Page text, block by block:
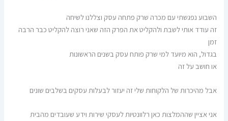
השבוע נפגשתי עם מכרה שרק פתחה עסק וצללנו לשיחה
זה עודד אותי לשבת ולהקליט את הפרק הזה שאני רוצה להקליט כבר הרבה
זמן
בגדול, הוא מיועד למי שרק פותח עסק בשנים הראשונות
או חושב על זה
אבל מהיכרות של הלקוחות שלי זה יעזור לבעלות עסקים בשלבים שונים
אני אציין שההמלצות כאן רלוונטיות לעסקי שירות וידע שעובדים מהבית